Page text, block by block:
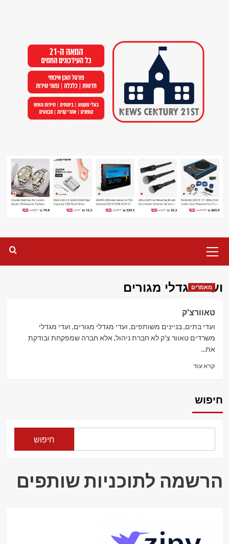
Menu
ועדי מגדלי מגורים
מאמרים
טאוורצ'ק
ועדי בתים, בניינים משותפים, ועדי מגדלי מגורים, ועדי מגדלי
משרדים טאוור צ'ק לא חברת ניהול, אלא חברה שמפקחת ובודקת
את...
קרא עודRead
חיפוש
חיפוש
הרשמה לתוכניות שותפים